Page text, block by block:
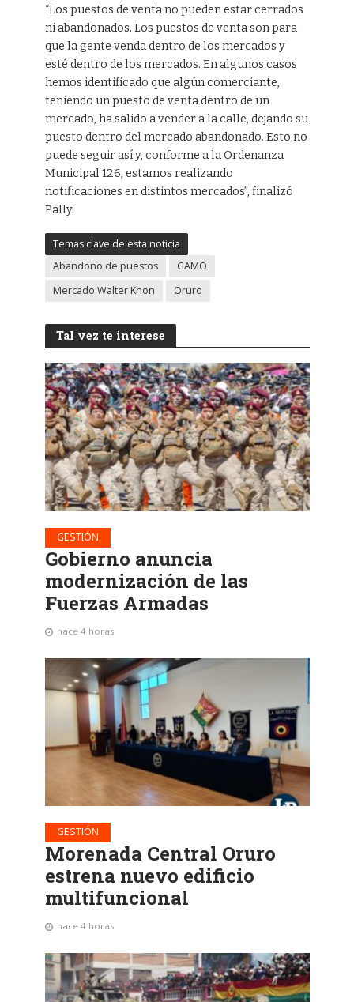
“Los puestos de venta no pueden estar cerrados
ni abandonados. Los puestos de venta son para
que la gente venda dentro de los mercados y
esté dentro de los mercados. En algunos casos
hemos identificado que algún comerciante,
teniendo un puesto de venta dentro de un
mercado, ha salido a vender a la calle, dejando su
puesto dentro del mercado abandonado. Esto no
puede seguir así y, conforme a la Ordenanza
Municipal 126, estamos realizando
notificaciones en distintos mercados”, finalizó
Pally.
Temas clave de esta noticia
Abandono de puestos
GAMO
Mercado Walter Khon
Oruro
Tal vez te interese
GESTIÓN
Gobierno anuncia
modernización de las
Fuerzas Armadas
hace 4 horas
GESTIÓN
Morenada Central Oruro
estrena nuevo edificio
multifuncional
hace 4 horas